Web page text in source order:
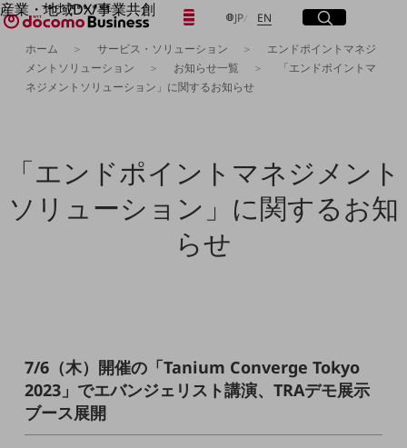
産業・地域DX/事業共創
OPEN HUB for Plural Futures
自律・分散・協調型社会の実現を目指し、
「社会可能性」を探究・実装する事業共創エコシステムです。
OPEN HUB for Plural Futuresとは
事例
Smart World
産業・地域DXプラットフォーマーとして
地域の取り組み
地域社会を支える皆さまと地域課題の解決や
地域経済のさらなる活性化に取り組みます
JP日本語
ENEnglishサイト内検索
開く
メニュー
開く
フリーワードを入力して探す
フリーワードでNTTドコモビジネスの
取り組みを検索
ホーム サービス・ソリューション
エンドポイントマネジ
メントソリューション
お知らせ一覧
「エンドポイントマ
ネジメントソリューション」に関するお知らせ
「エンドポイントマネジメント
ソリューション」に関するお知
らせ
7/6（木）開催の「Tanium Converge Tokyo
2023」でエバンジェリスト講演、TRAデモ展示
ブース展開